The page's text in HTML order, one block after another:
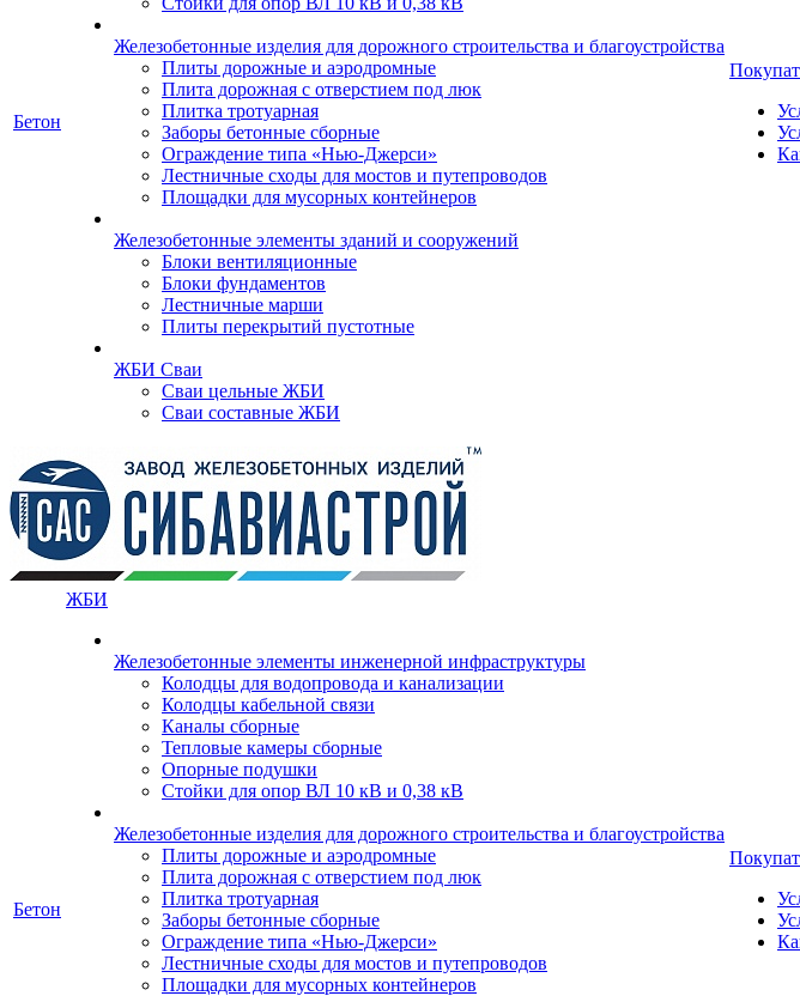
Бетон
Железобетонные изделия для дорожного строительства и благоустройства
Плиты дорожные и аэродромные
Плита дорожная с отверстием под люк
Плитка тротуарная
Заборы бетонные сборные
Ограждение типа «Нью-Джерси»
Лестничные сходы для мостов и путепроводов
Площадки для мусорных контейнеров
Железобетонные элементы зданий и сооружений
Блоки вентиляционные
Блоки фундаментов
Лестничные марши
Плиты перекрытий пустотные
ЖБИ Сваи
Сваи цельные ЖБИ
Сваи составные ЖБИ
Бетон
ЖБИ
Железобетонные элементы инженерной инфраструктуры
Колодцы для водопровода и канализации
Колодцы кабельной связи
Каналы сборные
Тепловые камеры сборные
Опорные подушки
Стойки для опор ВЛ 10 кВ и 0,38 кВ
Железобетонные изделия для дорожного строительства и благоустройства
Плиты дорожные и аэродромные
Плита дорожная с отверстием под люк
Плитка тротуарная
Заборы бетонные сборные
Ограждение типа «Нью-Джерси»
Лестничные сходы для мостов и путепроводов
Площадки для мусорных контейнеров